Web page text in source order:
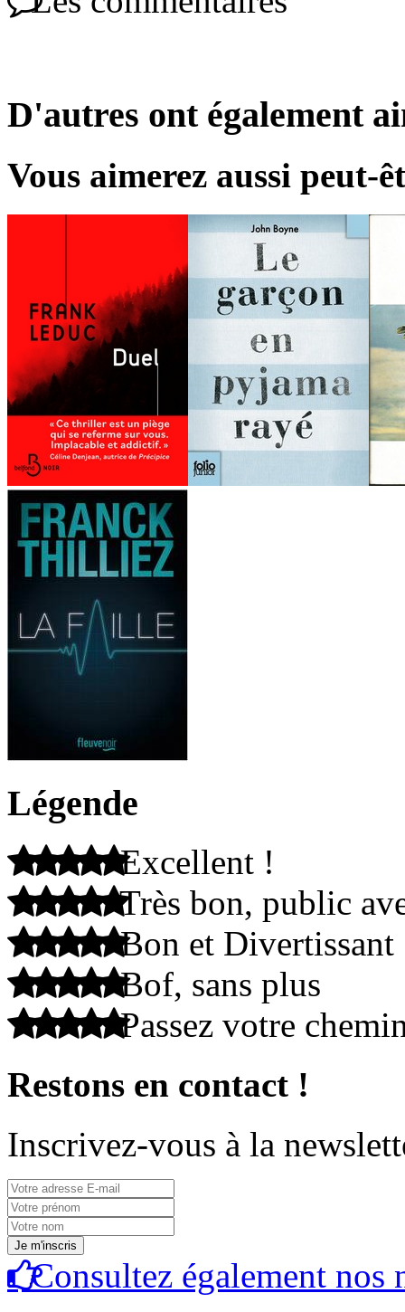
D'autres ont également
Vous aimerez aussi peut-
Légende
Excellent !
Très bon, public
Bon et Divertissant
Bof, sans plus
Passez votre
Restons en contact !
Inscrivez-vous à la
Consultez également nos